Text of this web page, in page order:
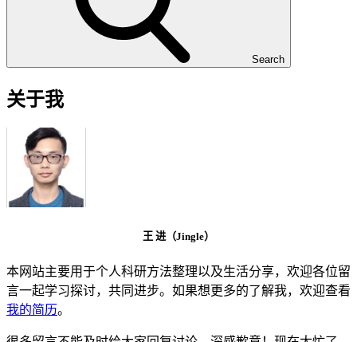
Search
关于我
王 进（Jingle）
本网站主要用于个人科研方法整理以及生活分享，欢迎各位留
言一起学习探讨，共同进步。如果想更多的了解我，欢迎查看
我的简历。